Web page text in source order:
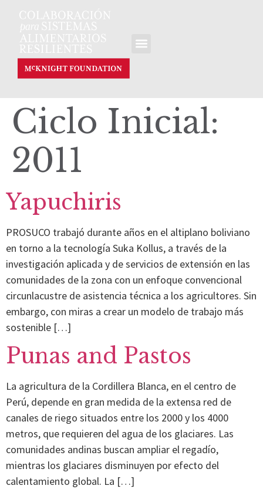
Ciclo Inicial:
2011
Yapuchiris
PROSUCO trabajó durante años en el altiplano boliviano
en torno a la tecnología Suka Kollus, a través de la
investigación aplicada y de servicios de extensión en las
comunidades de la zona con un enfoque convencional
circunlacustre de asistencia técnica a los agricultores. Sin
embargo, con miras a crear un modelo de trabajo más
sostenible […]
Punas and Pastos
La agricultura de la Cordillera Blanca, en el centro de
Perú, depende en gran medida de la extensa red de
canales de riego situados entre los 2000 y los 4000
metros, que requieren del agua de los glaciares. Las
comunidades andinas buscan ampliar el regadío,
mientras los glaciares disminuyen por efecto del
calentamiento global. La […]